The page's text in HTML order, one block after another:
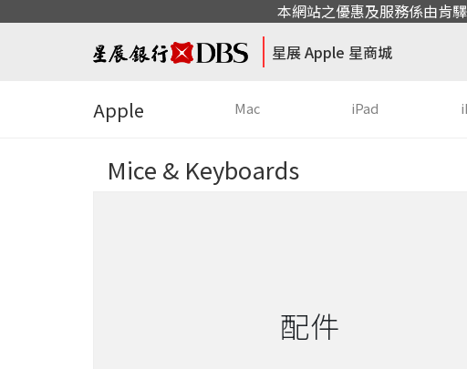
本網站之優惠及服務係由肯
星展 Apple 星商城
Apple Mac iPad
Mice & Keyboards
配件